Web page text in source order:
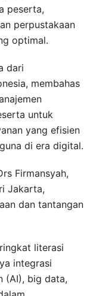
peserta,
perpustakaan
optimal.
dari
membahas
untuk
yang efisien
di era digital.
Firmansyah,
Jakarta,
dan tantangan
literasi
integrasi
(AI), big data,